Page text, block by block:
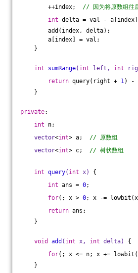
++index; // 因为将原数组往
int delta = val -
add(index, delta);
a[index] = val;
}
int sumRange( int left, int
return query(right + 1) -
}
private:
int n;
vector<int> a; // 原数组
vector<int> c; // 树状数组
int query( int x)
{
int ans = 0;
for(; x > 0; x -=
return ans;
}
void add ( int x, int delta)
{
for(; x <= n; x +=
}